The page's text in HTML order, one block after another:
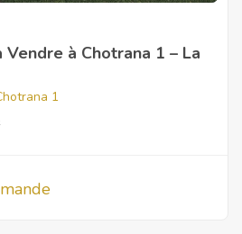
à Chotrana 1 – La
1